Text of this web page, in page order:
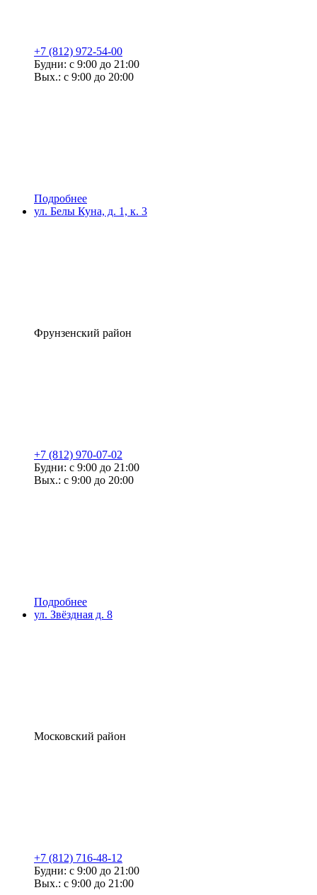
+7 (812) 972-54-00
Будни: с 9:00 до 21:00
Вых.: с 9:00 до 20:00
Подробнее
ул. Белы Куна, д. 1, к. 3
Фрунзенский район
+7 (812) 970-07-02
Будни: с 9:00 до 21:00
Вых.: с 9:00 до 20:00
Подробнее
ул. Звёздная д. 8
Московский район
+7 (812) 716-48-12
Будни: с 9:00 до 21:00
Вых.: с 9:00 до 21:00